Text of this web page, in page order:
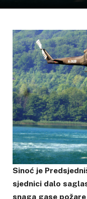
Sinoć je
sjednici dalo
snaga gase